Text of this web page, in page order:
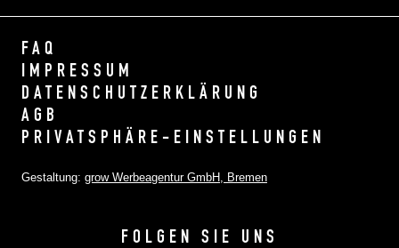
FAQ
IMPRESSUM
DATENSCHUTZERKLÄRUNG
AGB
PRIVATSPHÄRE-EINSTELLUNGEN
Gestaltung: grow Werbeagentur GmbH, Bremen
FOLGEN SIE UNS